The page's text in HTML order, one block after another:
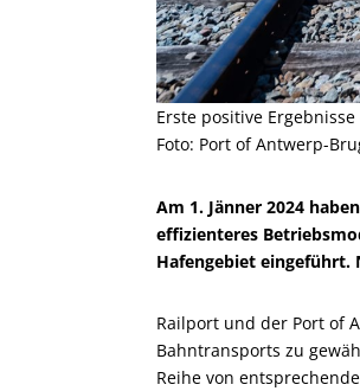
Erste positive
Foto: Port of Antwerp-
Am 1. Jänner 2024
effizienteres
Hafengebiet eingeführt.
Railport und der Port of
Bahntransports zu
Reihe von